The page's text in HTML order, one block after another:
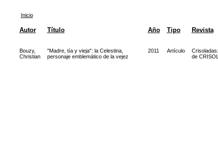
Inicio
Autor Título Año Tipo Revista
Bouzy,
Christian
"Madre, tía y vieja": la Celestina,
personaje emblemático de la vejez
2011 Artículo
de